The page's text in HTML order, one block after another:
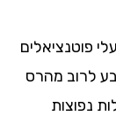
מהרס